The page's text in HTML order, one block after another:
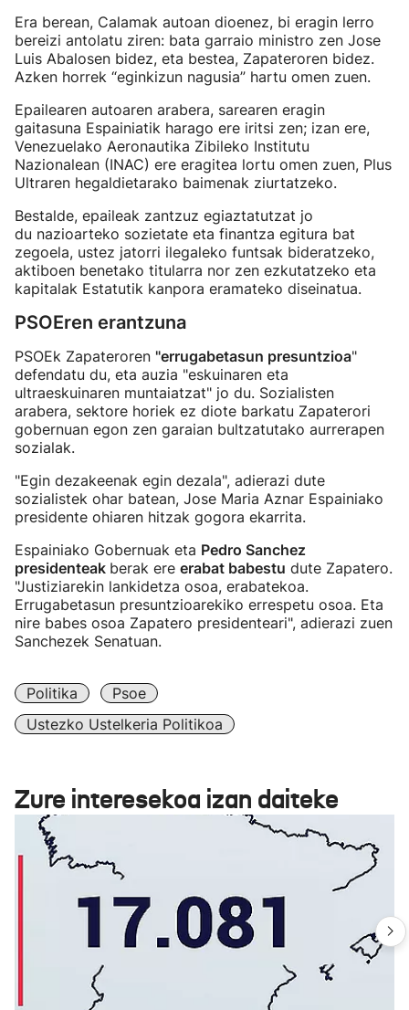
Era berean, Calamak autoan dioenez, bi eragin lerro
bereizi antolatu ziren: bata garraio ministro zen Jose
Luis Abalosen bidez, eta bestea, Zapateroren bidez.
Azken horrek “eginkizun nagusia” hartu omen zuen.
Epailearen autoaren arabera, sarearen eragin
gaitasuna Espainiatik harago ere iritsi zen; izan ere,
Venezuelako Aeronautika Zibileko Institutu
Nazionalean (INAC) ere eragitea lortu omen zuen, Plus
Ultraren hegaldietarako baimenak ziurtatzeko.
Bestalde, epaileak zantzuz egiaztatutzat jo
du nazioarteko sozietate eta finantza egitura bat
zegoela, ustez jatorri ilegaleko funtsak bideratzeko,
aktiboen benetako titularra nor zen ezkutatzeko eta
kapitalak Estatutik kanpora eramateko diseinatua.
PSOEren erantzuna
PSOEk Zapateroren "errugabetasun presuntzioa"
defendatu du, eta auzia "eskuinaren eta
ultraeskuinaren muntaiatzat" jo du. Sozialisten
arabera, sektore horiek ez diote barkatu Zapaterori
gobernuan egon zen garaian bultzatutako aurrerapen
sozialak.
"Egin dezakeenak egin dezala", adierazi dute
sozialistek ohar batean, Jose Maria Aznar Espainiako
presidente ohiaren hitzak gogora ekarrita.
Espainiako Gobernuak eta Pedro Sanchez
presidenteak berak ere erabat babestu dute Zapatero.
"Justiziarekin lankidetza osoa, erabatekoa.
Errugabetasun presuntzioarekiko errespetu osoa. Eta
nire babes osoa Zapatero presidenteari", adierazi zuen
Sanchezek Senatuan.
Politika
Psoe
Ustezko Ustelkeria Politikoa
Zure interesekoa izan daiteke